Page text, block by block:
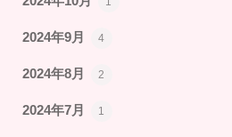
2024年9月 4
2024年8月 2
2024年7月 1